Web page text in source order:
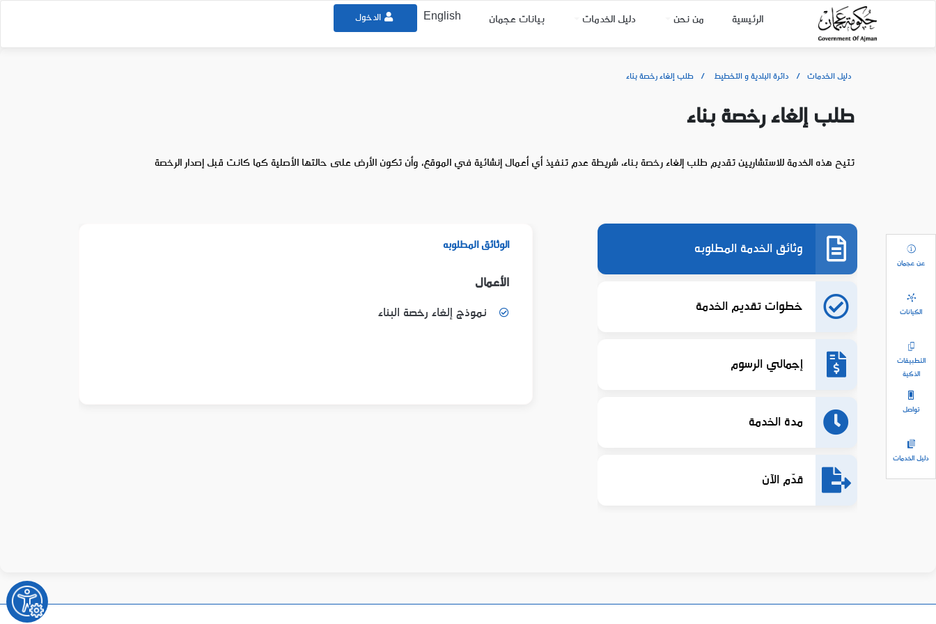
الرئيسية من نحن دليل الخدمات بيانات عجمان English الدخول
عن عجمان
الكيانات
التطبيقات
الذكية
تواصل
دليل الخدمات
دليل الخدمات دائرة البلدية و التخطيط طلب إلغاء رخصة بناء
طلب إلغاء رخصة بناء
تتيح هذه الخدمة للاستشاريين تقديم طلب إلغاء رخصة بناء، شريطة عدم تنفيذ أي أعمال إنشائية في الموقع، وأن تكون الأرض على حالتها الأصلية كما كانت قبل إصدار الرخصة
وثائق الخدمة المطلوبه
خطوات تقديم الخدمة
إجمالي الرسوم
مدة الخدمة
قدّم الآن
الوثائق المطلوبه
الأعمال
نموذج إلغاء رخصة البناء